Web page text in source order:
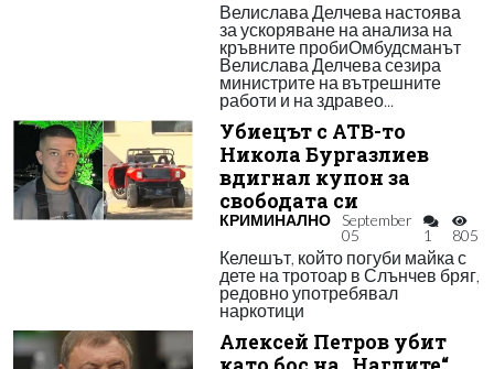
Велислава Делчева настоява
за ускоряване на анализа на
кръвните пробиОмбудсманът
Велислава Делчева сезира
министрите на вътрешните
работи и на здравео...
Убиецът с АТВ-то
Никола Бургазлиев
вдигнал купон за
свободата си
КРИМИНАЛНО
September
05
1 805
Келешът, който погуби майка с
дете на тротоар в Слънчев бряг,
редовно употребявал
наркотици
Алексей Петров убит